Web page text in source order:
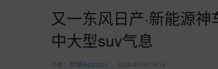
又一东风日产·新能源
中大型suv气息
作者： 竹湖光031021 2026-05-05 14:14